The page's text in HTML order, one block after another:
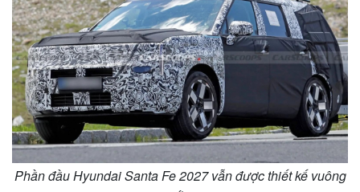
Phần đầu Hyundai Santa Fe 2027 vẫn được thiết kế vuông